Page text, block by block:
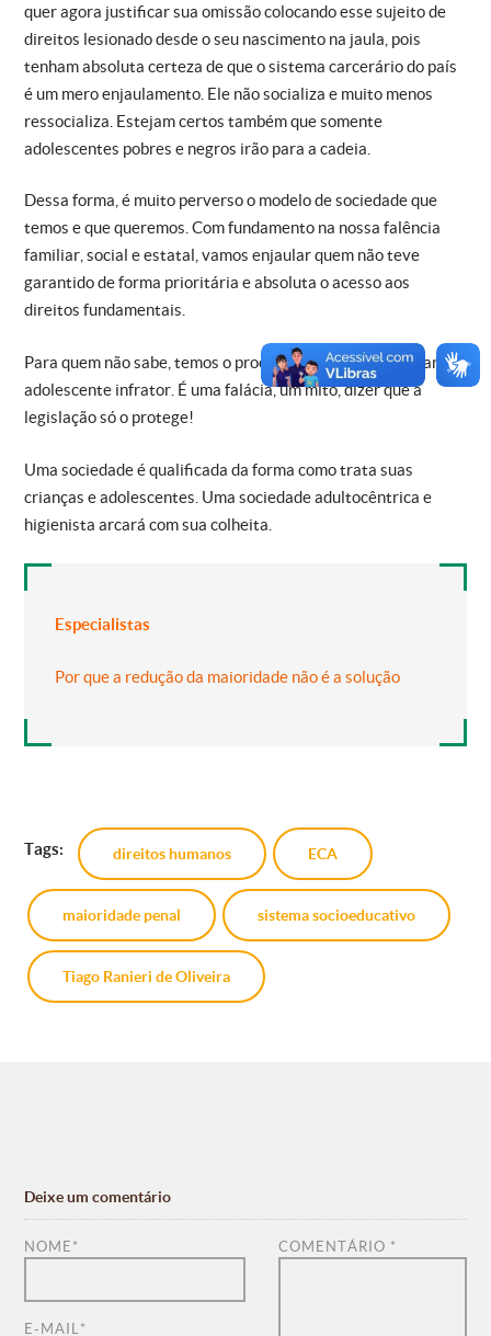
quer agora justificar sua omissão colocando esse sujeito de
direitos lesionado desde o seu nascimento na jaula, pois
tenham absoluta certeza de que o sistema carcerário do país
é um mero enjaulamento. Ele não socializa e muito menos
ressocializa. Estejam certos também que somente
adolescentes pobres e negros irão para a cadeia.
Dessa forma, é muito perverso o modelo de sociedade que
temos e que queremos. Com fundamento na nossa falência
familiar, social e estatal, vamos enjaular quem não teve
garantido de forma prioritária e absoluta o acesso aos
direitos fundamentais.
Para quem não sabe, temos o processo de punibilidade para o
adolescente infrator. É uma falácia, um mito, dizer que a
legislação só o protege!
Uma sociedade é qualificada da forma como trata suas
crianças e adolescentes. Uma sociedade adultocêntrica e
higienista arcará com sua colheita.
Especialistas
Por que a redução da maioridade não é a solução
Tags: direitos humanos ECA
maioridade penal sistema socioeducativo
Tiago Ranieri de Oliveira
Deixe um comentário
COMENTÁRIO *
NOME *
E-MAIL *